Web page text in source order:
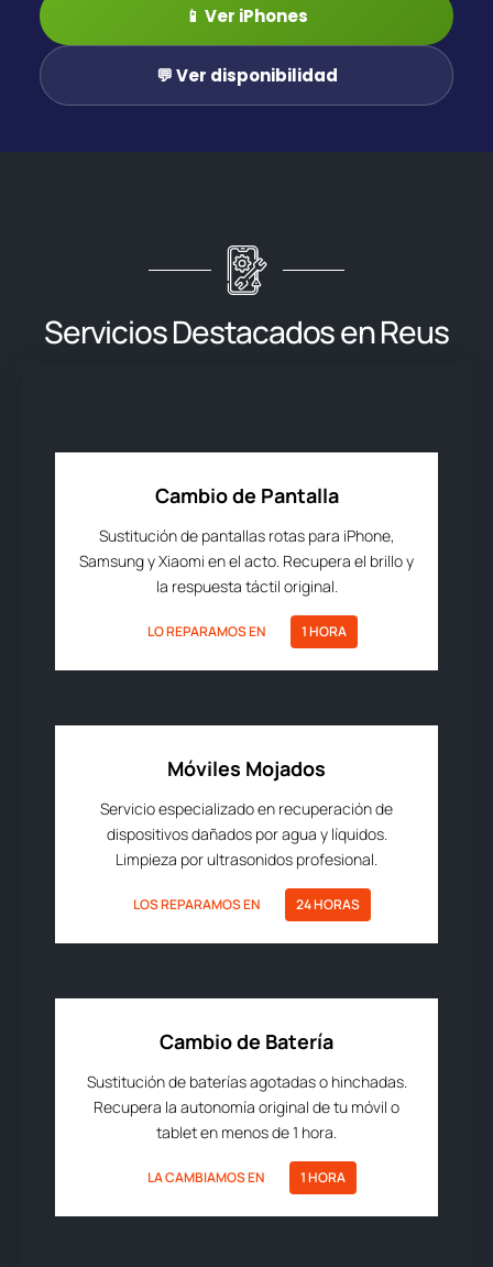
📱 Ver iPhones
💬 Ver disponibilidad
Servicios Destacados en Reus
Cambio de Pantalla
Sustitución de pantallas rotas para iPhone,
Samsung y Xiaomi en el acto. Recupera el brillo y
la respuesta táctil original.
LO REPARAMOS EN 1 HORA
Móviles Mojados
Servicio especializado en recuperación de
dispositivos dañados por agua y líquidos.
Limpieza por ultrasonidos profesional.
LOS REPARAMOS EN 24 HORAS
Cambio de Batería
Sustitución de baterías agotadas o hinchadas.
Recupera la autonomía original de tu móvil o
tablet en menos de 1 hora.
LA CAMBIAMOS EN 1 HORA